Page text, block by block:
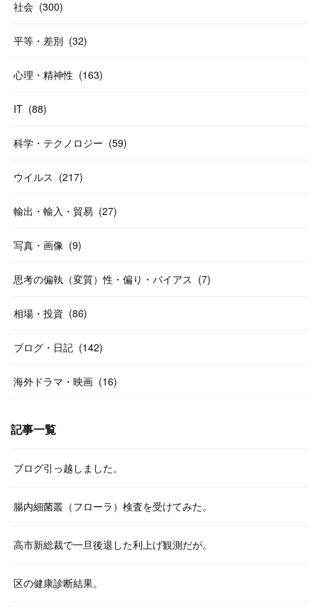
社会 (300)
平等・差別 (32)
心理・精神性 (163)
IT (88)
科学・テクノロジー (59)
ウイルス (217)
輸出・輸入・貿易 (27)
写真・画像 (9)
思考の偏執（変質）性・偏り・バイアス (7)
相場・投資 (86)
ブログ・日記 (142)
海外ドラマ・映画 (16)
記事一覧
ブログ引っ越しました。
腸内細菌叢（フローラ）検査を受けてみた。
高市新総裁で一旦後退した利上げ観測だが。
区の健康診断結果。